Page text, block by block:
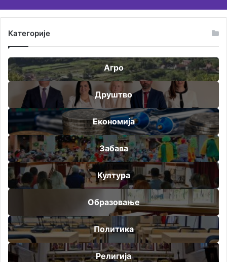
Категорије
Агро
Друштво
Економија
Забава
Култура
Образовање
Политика
Религија